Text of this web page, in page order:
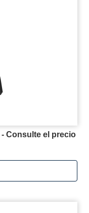
- Consulte el precio